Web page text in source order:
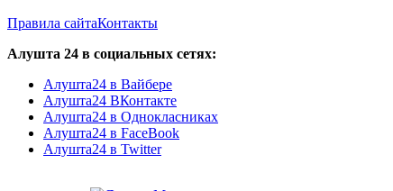
Правила сайтаКонтакты
Алушта 24 в социальных сетях:
Алушта24 в Вайбере
Алушта24 ВКонтакте
Алушта24 в Однокласниках
Алушта24 в FaceBook
Алушта24 в Twitter